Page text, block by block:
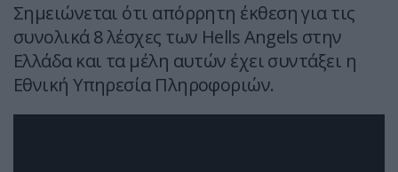
Σημειώνεται ότι απόρρητη έκθεση για τις
συνολικά 8 λέσχες των Hells Angels στην
Ελλάδα και τα μέλη αυτών έχει συντάξει η
Εθνική Υπηρεσία Πληροφοριών.